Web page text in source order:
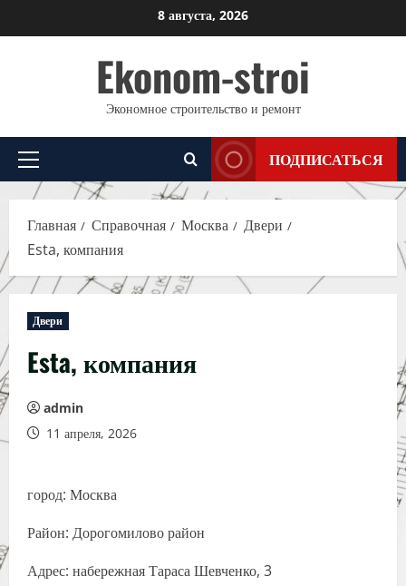
к
8 августа, 2026
Ekonom-stroi
Экономное строительство и ремонт
Основное
меню
ПОДПИСАТЬСЯ
Главная Справочная Москва
Двери
Esta, компания
Двери
Esta, компания
admin
11 апреля, 2026
город: Москва
Район: Дорогомилово район
Адрес: набережная Тараса Шевченко, 3